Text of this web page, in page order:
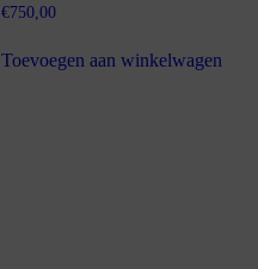
€750,00
Toevoegen aan winkelwagen